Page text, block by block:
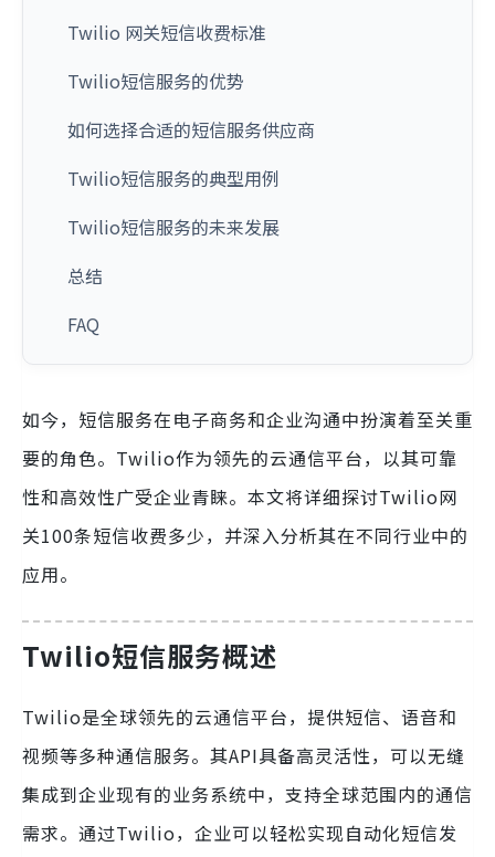
Twilio 网关短信收费标准
Twilio短信服务的优势
如何选择合适的短信服务供应商
Twilio短信服务的典型用例
Twilio短信服务的未来发展
总结
FAQ
如今，短信服务在电子商务和企业沟通中扮演着至关重
要的角色。Twilio作为领先的云通信平台，以其可靠
性和高效性广受企业青睐。本文将详细探讨Twilio网
关100条短信收费多少，并深入分析其在不同行业中的
应用。
Twilio短信服务概述
Twilio是全球领先的云通信平台，提供短信、语音和
视频等多种通信服务。其API具备高灵活性，可以无缝
集成到企业现有的业务系统中，支持全球范围内的通信
需求。通过Twilio，企业可以轻松实现自动化短信发